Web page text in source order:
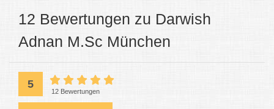
12 Bewertungen zu Darwish
Adnan M.Sc München
5
12 Bewertungen